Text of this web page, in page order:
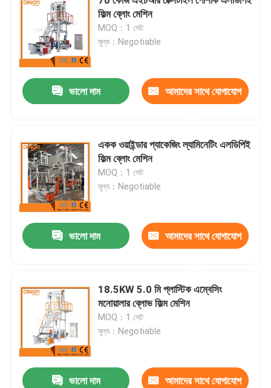
ফিল্ম ব্লোং মেশিন
MOQ：1 সেট
মূল্য：Negotiable
ভালো দাম আমাদের সাথে যোগাযোগ
একক ওয়াইন্ডার প্যাকেজিং ল্যামিনেটিং এলডিপিই
ফিল্ম ব্লোং মেশিন
MOQ：1 সেট
মূল্য：Negotiable
ভালো দাম আমাদের সাথে যোগাযোগ
18.5KW 5.0 মি প্লাস্টিক এম্বেসিং
মনোয়ালার ব্লোভ ফিল্ম মেশিন
MOQ：1 সেট
মূল্য：Negotiable
ভালো দাম আমাদের সাথে যোগাযোগ